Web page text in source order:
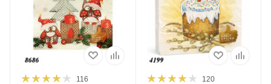
116 120